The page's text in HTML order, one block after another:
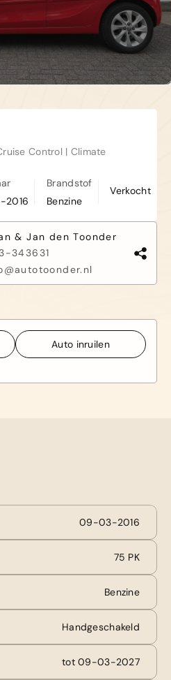
50 4421 BT
Control | Climate
Brandstof
Benzine
Verkocht
& Jan den Toonder
343631
Auto inruilen
09-03-2016
75 PK
Benzine
Handgeschakeld
tot 09-03-2027